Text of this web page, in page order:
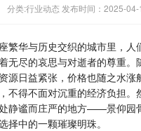
分类:行业动态 发布时间：2025-
繁华与历史交织的城市里，人
无尽的哀思与对逝者的尊重。
源日益紧张，价格也随之水涨
不得不面对沉重的经济负担。
静谧而庄严的地方——景仰园
择中的一颗璀璨明珠。